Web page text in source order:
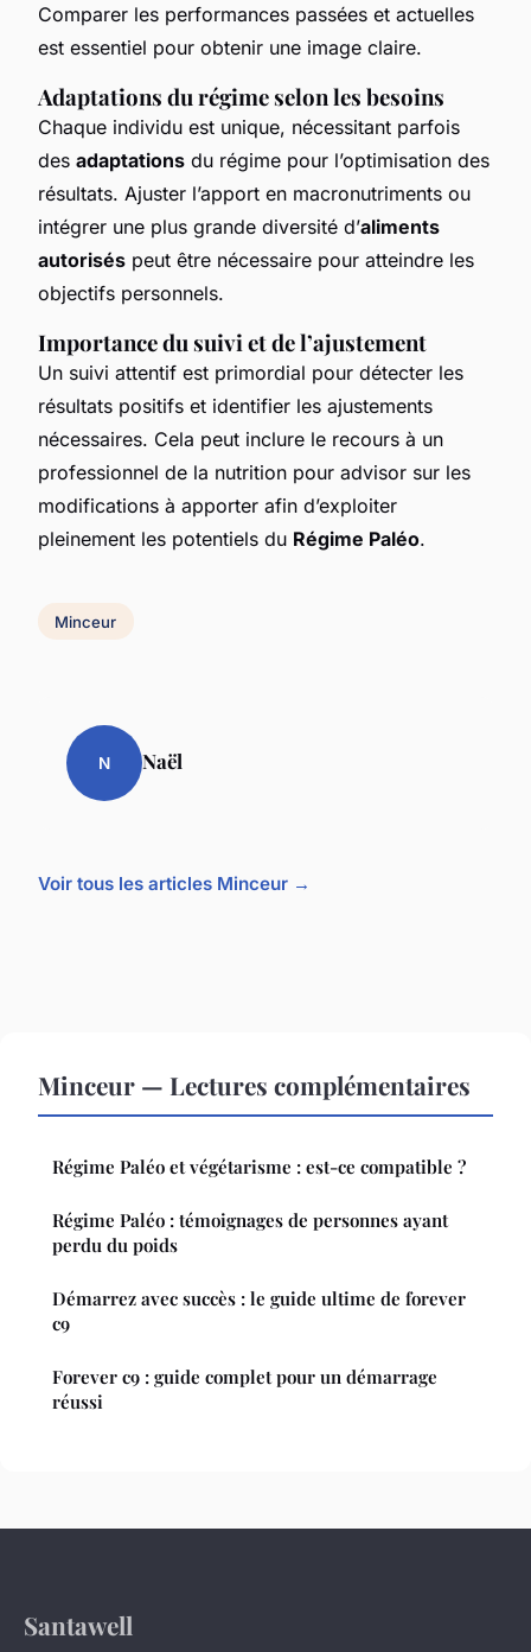
Comparer les performances passées et actuelles
est essentiel pour obtenir une image claire.
Adaptations du régime selon les besoins
Chaque individu est unique, nécessitant parfois
des adaptations du régime pour l’optimisation des
résultats. Ajuster l’apport en macronutriments ou
intégrer une plus grande diversité d’aliments
autorisés peut être nécessaire pour atteindre les
objectifs personnels.
Importance du suivi et de l’ajustement
Un suivi attentif est primordial pour détecter les
résultats positifs et identifier les ajustements
nécessaires. Cela peut inclure le recours à un
professionnel de la nutrition pour advisor sur les
modifications à apporter afin d’exploiter
pleinement les potentiels du Régime Paléo.
Minceur
N Naël
Voir tous les articles Minceur →
Minceur — Lectures complémentaires
Régime Paléo et végétarisme : est-ce compatible ?
Régime Paléo : témoignages de personnes ayant
perdu du poids
Démarrez avec succès : le guide ultime de forever
c9
Forever c9 : guide complet pour un démarrage
réussi
Santawell